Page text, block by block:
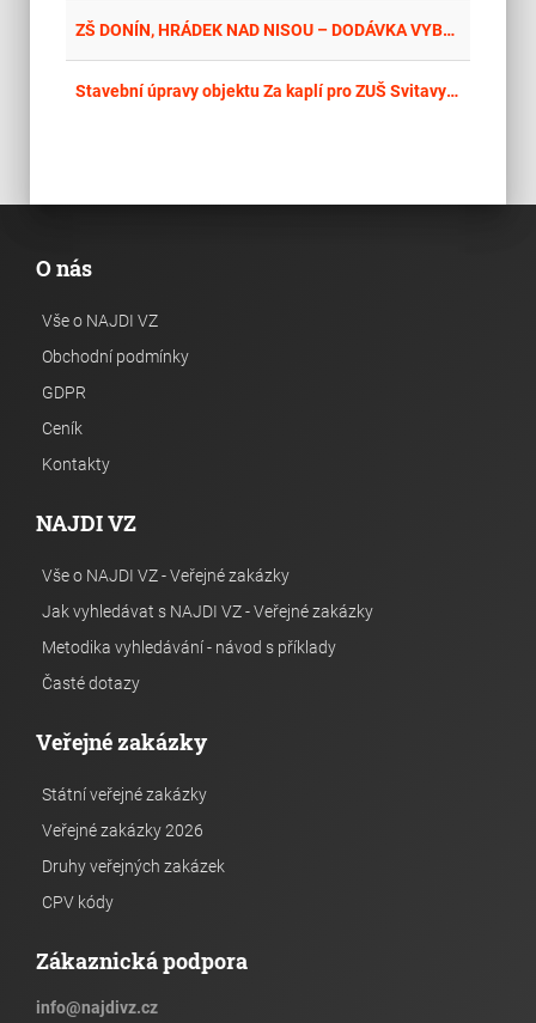
ZŠ DONÍN, HRÁDEK NAD NISOU – DODÁVKA VYBAVENÍ Část 2: Dodávka AV techniky
Stavební úpravy objektu Za kaplí pro ZUŠ Svitavy – vybavení a interiéry
O nás
Vše o NAJDI VZ
Obchodní podmínky
GDPR
Ceník
Kontakty
NAJDI VZ
Vše o NAJDI VZ - Veřejné zakázky
Jak vyhledávat s NAJDI VZ - Veřejné zakázky
Metodika vyhledávání - návod s příklady
Časté dotazy
Veřejné zakázky
Státní veřejné zakázky
Veřejné zakázky 2026
Druhy veřejných zakázek
CPV kódy
Zákaznická podpora
info@najdivz.cz